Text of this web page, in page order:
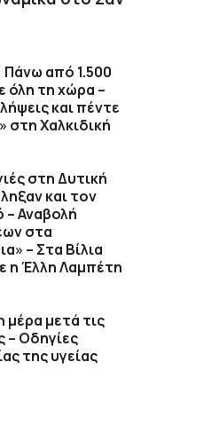
Πάνω από 1.500
όλη τη χώρα –
και πέντε
στη Χαλκιδική
στη Δυτική
και τον
– Αναβολή
στα
– Στα Βίλια
η Έλλη Λαμπέτη
μέρα μετά τις
– Οδηγίες
της υγείας